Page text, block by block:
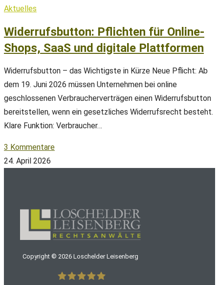
Aktuelles
Widerrufsbutton: Pflichten für Online-
Shops, SaaS und digitale Plattformen
Widerrufsbutton – das Wichtigste in Kürze Neue Pflicht: Ab
dem 19. Juni 2026 müssen Unternehmen bei online
geschlossenen Verbraucherverträgen einen Widerrufsbutton
bereitstellen, wenn ein gesetzliches Widerrufsrecht besteht.
Klare Funktion: Verbraucher…
3 Kommentare
24. April 2026
Copyright © 2026 Loschelder Leisenberg